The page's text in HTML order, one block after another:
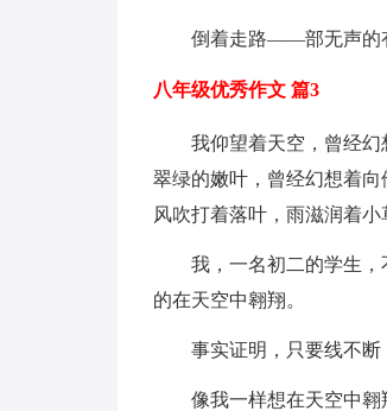
倒着走路――部无声的
八年级优秀作文 篇3
我仰望着天空，曾经
翠绿的嫩叶，曾经幻想着向
风吹打着落叶，雨滋润着
我，一名初二的学生
的在天空中翱翔。
事实证明，只要线不断
像我一样想在天空中